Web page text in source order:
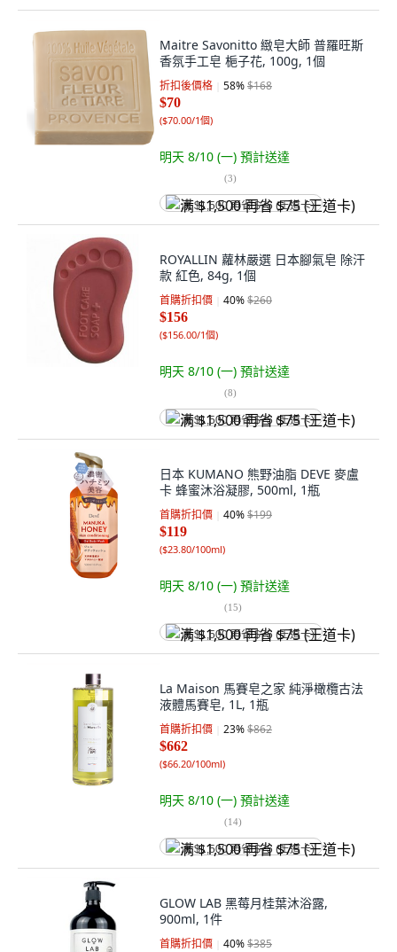
Maitre Savonitto 緻皂大師 普羅旺斯
香氛手工皂 梔子花, 100g, 1個
折扣後價格 58%$168
$70
($70.00/1個)
明天 8/10 (一) 預計送達
(3)
满 $1,500 再省 $75 (王道卡)
ROYALLIN 蘿林嚴選 日本腳氣皂 除汗
款 紅色, 84g, 1個
首購折扣價 40%$260
$156
($156.00/1個)
明天 8/10 (一) 預計送達
(8)
满 $1,500 再省 $75 (王道卡)
日本 KUMANO 熊野油脂 DEVE 麥盧
卡 蜂蜜沐浴凝膠, 500ml, 1瓶
首購折扣價 40%$199
$119
($23.80/100ml)
明天 8/10 (一) 預計送達
(15)
满 $1,500 再省 $75 (王道卡)
La Maison 馬賽皂之家 純淨橄欖古法
液體馬賽皂, 1L, 1瓶
首購折扣價 23%$862
$662
($66.20/100ml)
明天 8/10 (一) 預計送達
(14)
满 $1,500 再省 $75 (王道卡)
GLOW LAB 黑莓月桂葉沐浴露,
900ml, 1件
首購折扣價 40%$385